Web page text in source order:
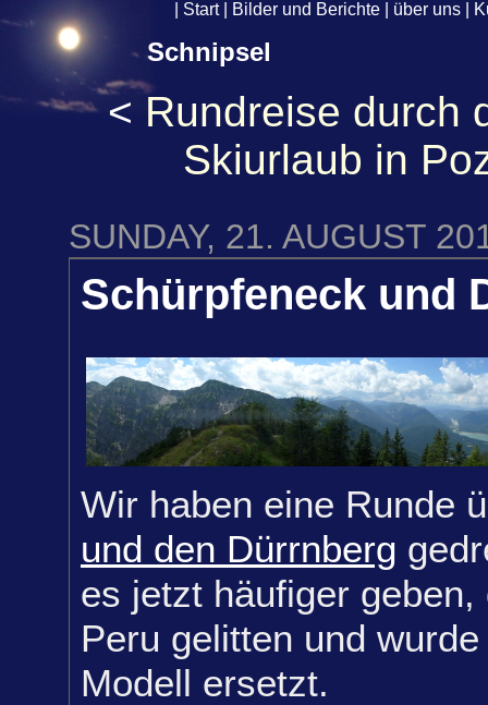
Start| Bilder und Berichte über uns
Schnipsel
< Rundreise durch
Skiurlaub in
SUNDAY, 21. AUGUST
Schürpfeneck und
Wir haben eine Runde
und den Dürrnberg
es jetzt häufiger
Peru gelitten und
Modell ersetzt.